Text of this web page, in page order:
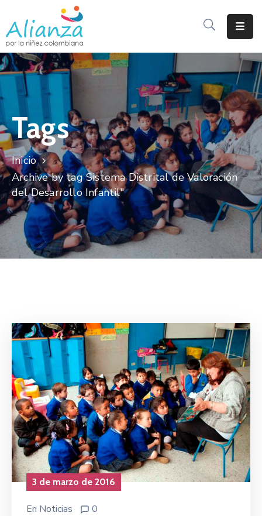
Inicio
La
Alianza
Documentos
Prensa
Sé
Parte
De
Alianza
Participación
De
Tags
Inicio
Archive by tag Sistema Distrital de Valoración
del Desarrollo Infantil"
3 de marzo de 2016
En Noticias 0